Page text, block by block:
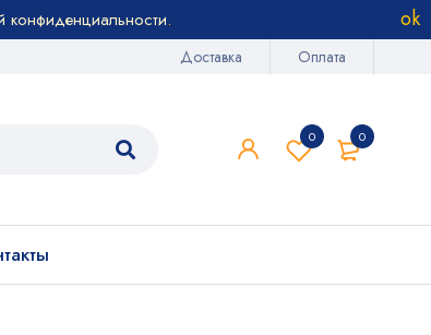
конфиденциальности.
Доставка Оплата
0
0